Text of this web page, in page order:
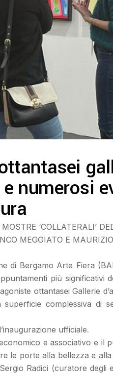
numerosi
‘COLLATERALI’
MEGGIATO E
di Bergamo Arte Fiera
più significativi
ottantasei Gallerie
complessiva di
ufficiale.
e associativo e il
le porte alla bellezza e
Radici (curatore